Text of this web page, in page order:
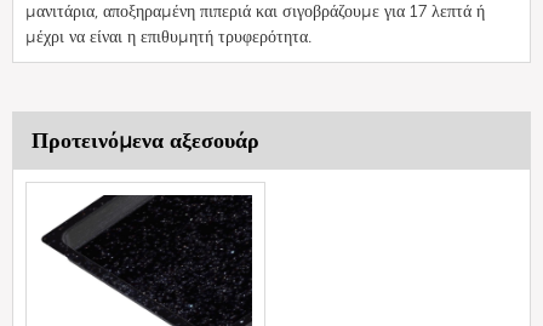
μανιτάρια, αποξηραμένη πιπεριά και σιγοβράζουμε για 17 λεπτά ή
μέχρι να είναι η επιθυμητή τρυφερότητα.
Προτεινόμενα αξεσουάρ